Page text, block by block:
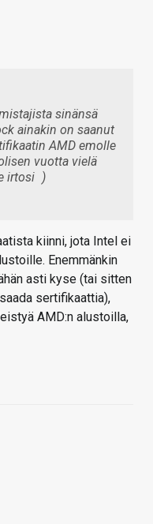
sinänsä
ainakin on saanut
AMD emolle
vuotta vielä
irtosi )
kiinni, jota Intel ei
Enemmänkin
asti kyse (tai sitten
sertifikaattia),
AMD:n alustoilla,